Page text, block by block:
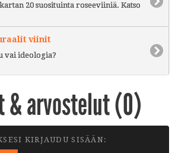
20 suosituinta roseeviiniä. Katso
viinit
vai ideologia?
& arvostelut (0)
KIRJAUDU SISÄÄN: